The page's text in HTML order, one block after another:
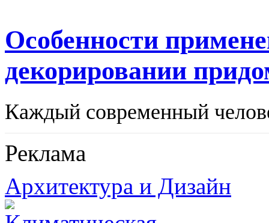
Особенности
декорировании
Каждый современный
Реклама
Архитектура и Дизайн